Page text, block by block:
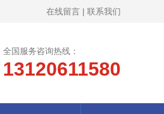
在线留言 | 联系我们
全国服务咨询热线：
13120611580